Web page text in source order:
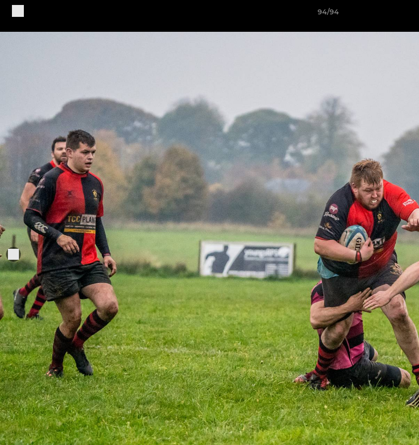
94/94